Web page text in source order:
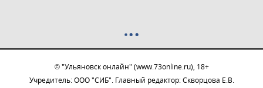
© "Ульяновск онлайн" (www.73online.ru), 18+
Учредитель: ООО "СИБ". Главный редактор: Скворцова Е.В.